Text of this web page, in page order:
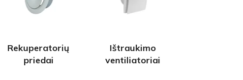
Rekuperatorių
priedai
Ištraukimo
ventiliatoriai